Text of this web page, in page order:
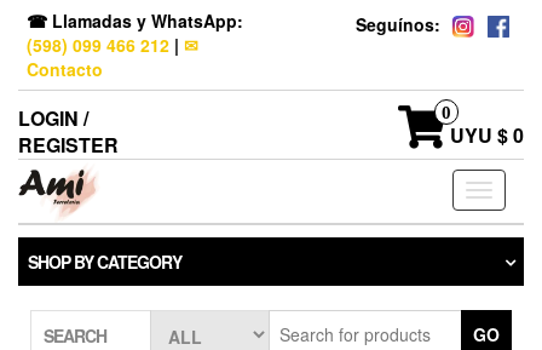
☎ Llamadas y WhatsApp:
(598) 099 466 212 | ✉
Contacto
Seguínos:
LOGIN /
REGISTER
0
UYU $ 0
Toggle
SHOP BY CATEGORY
SEARCH GO